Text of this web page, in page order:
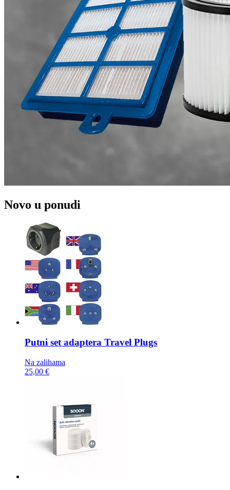
Novo u ponudi
Putni set adaptera Travel Plugs
Na zalihama
25,00 €